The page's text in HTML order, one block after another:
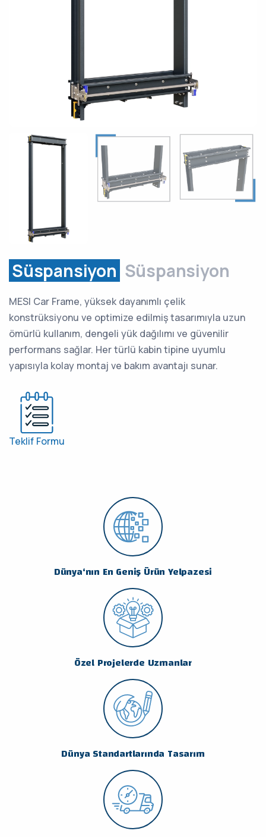
Süspansiyon Süspansiyon
MESI Car Frame, yüksek dayanımlı çelik
konstrüksiyonu ve optimize edilmiş tasarımıyla uzun
ömürlü kullanım, dengeli yük dağılımı ve güvenilir
performans sağlar. Her türlü kabin tipine uyumlu
yapısıyla kolay montaj ve bakım avantajı sunar.
Teklif Formu
Dünya‘nın En Geniş Ürün Yelpazesi
Özel Projelerde Uzmanlar
Dünya Standartlarında Tasarım